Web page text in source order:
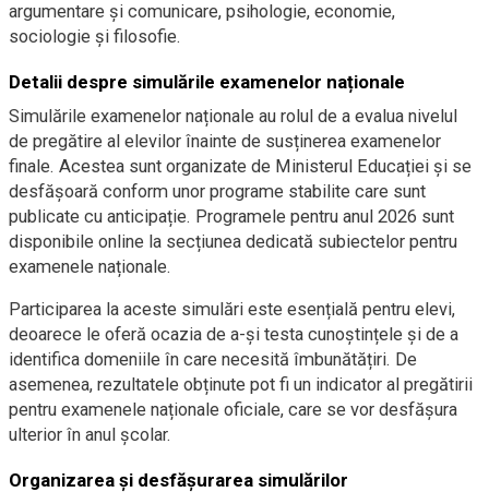
argumentare și comunicare, psihologie, economie,
sociologie și filosofie.
Detalii despre simulările examenelor naționale
Simulările examenelor naționale au rolul de a evalua nivelul
de pregătire al elevilor înainte de susținerea examenelor
finale. Acestea sunt organizate de Ministerul Educației și se
desfășoară conform unor programe stabilite care sunt
publicate cu anticipație. Programele pentru anul 2026 sunt
disponibile online la secțiunea dedicată subiectelor pentru
examenele naționale.
Participarea la aceste simulări este esențială pentru elevi,
deoarece le oferă ocazia de a-și testa cunoștințele și de a
identifica domeniile în care necesită îmbunătățiri. De
asemenea, rezultatele obținute pot fi un indicator al pregătirii
pentru examenele naționale oficiale, care se vor desfășura
ulterior în anul școlar.
Organizarea și desfășurarea simulărilor